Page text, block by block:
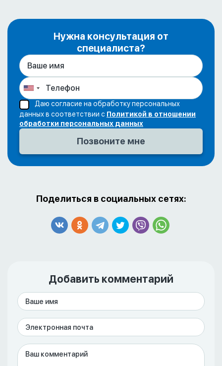
Нужна консультация от
специалиста?
Даю согласие на обработку персональных
данных в соответствии с Политикой в отношении
обработки персональных данных
Поделиться в социальных сетях:
Добавить комментарий